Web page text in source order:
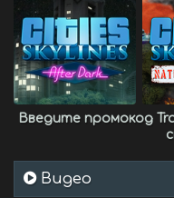
Введите промокод
Видео